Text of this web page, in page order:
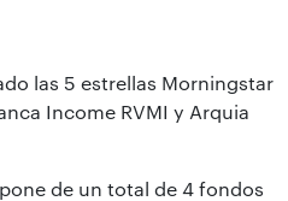
las 5 estrellas Morningstar
Income RVMI y Arquia
de un total de 4 fondos